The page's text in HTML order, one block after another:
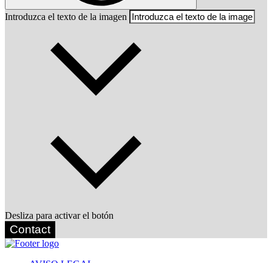
Introduzca el texto de la imagen
Desliza para activar el botón
Contact